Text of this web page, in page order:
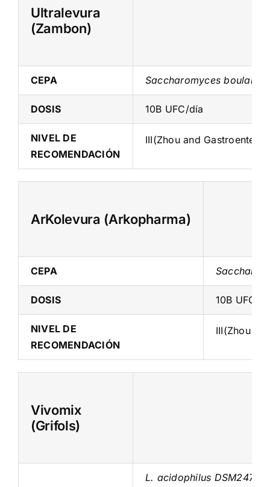
Ultralevura
(Zambon)
CEPA Saccharomyces boulardii
DOSIS 10B UFC/día
NIVEL DE
RECOMENDACIÓN
III(Zhou and
ArKolevura (Arkopharma)
CEPA
DOSIS 10B UFC/
NIVEL DE
RECOMENDACIÓN
III(Zhou
Vivomix
(Grifols)
L. acidophilus